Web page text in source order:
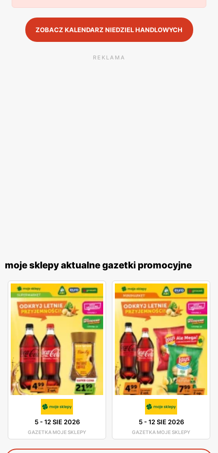
ZOBACZ KALENDARZ NIEDZIEL HANDLOWYCH
REKLAMA
moje sklepy aktualne gazetki promocyjne
5-12 SIE 2026
GAZETKA MOJE SKLEPY
5-12 SIE 2026
GAZETKA MOJE SKLEPY